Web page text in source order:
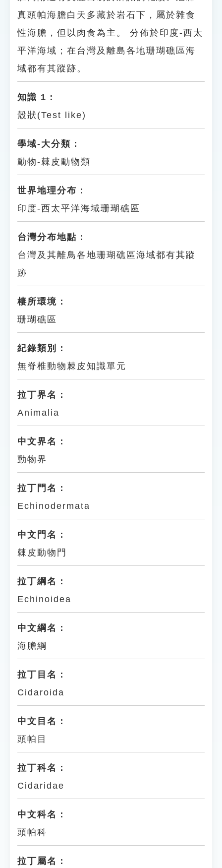
真頭帕海膽白天多藏於岩石下，屬於雜食
性海膽，但以肉食為主。 分佈於印度-西太
平洋海域；在台灣及離島各地珊瑚礁區海
域都有其蹤跡。
知識 1：
殼狀(Test like)
學域-大分類：
動物-棘皮動物類
世界地理分布：
印度-西太平洋海域珊瑚礁區
台灣分布地點：
台灣及其離鳥各地珊瑚礁區海域都有其蹤
跡
棲所環境：
珊瑚礁區
紀錄類別：
無脊椎動物棘皮知識單元
拉丁界名：
Animalia
中文界名：
動物界
拉丁門名：
Echinodermata
中文門名：
棘皮動物門
拉丁綱名：
Echinoidea
中文綱名：
海膽綱
拉丁目名：
Cidaroida
中文目名：
頭帕目
拉丁科名：
Cidaridae
中文科名：
頭帕科
拉丁屬名：